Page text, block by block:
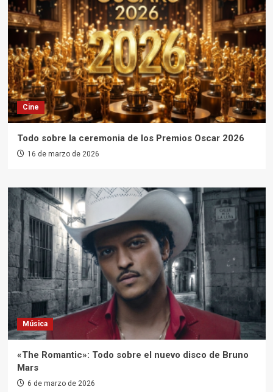
Cine
Todo sobre la ceremonia de los Premios Oscar 2026
16 de marzo de 2026
Música
«The Romantic»: Todo sobre el nuevo disco de Bruno
Mars
6 de marzo de 2026